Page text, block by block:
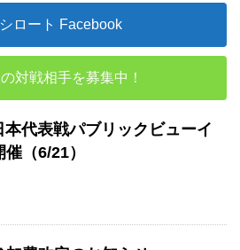
ロート Facebook
対戦相手を募集中！
本代表戦パブリックビューイ
催（6/21）